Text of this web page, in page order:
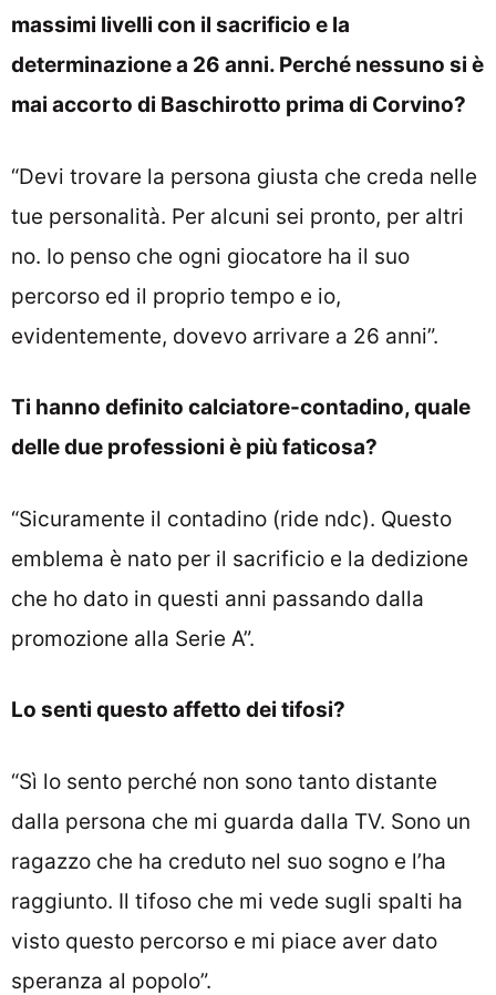
massimi livelli con il sacrificio e la
determinazione a 26 anni. Perché nessuno si è
mai accorto di Baschirotto prima di Corvino?
“Devi trovare la persona giusta che creda nelle
tue personalità. Per alcuni sei pronto, per altri
no. Io penso che ogni giocatore ha il suo
percorso ed il proprio tempo e io,
evidentemente, dovevo arrivare a 26 anni”.
Ti hanno definito calciatore-contadino, quale
delle due professioni è più faticosa?
“Sicuramente il contadino (ride ndc). Questo
emblema è nato per il sacrificio e la dedizione
che ho dato in questi anni passando dalla
promozione alla Serie A”.
Lo senti questo affetto dei tifosi?
“Sì lo sento perché non sono tanto distante
dalla persona che mi guarda dalla TV. Sono un
ragazzo che ha creduto nel suo sogno e l’ha
raggiunto. Il tifoso che mi vede sugli spalti ha
visto questo percorso e mi piace aver dato
speranza al popolo”.